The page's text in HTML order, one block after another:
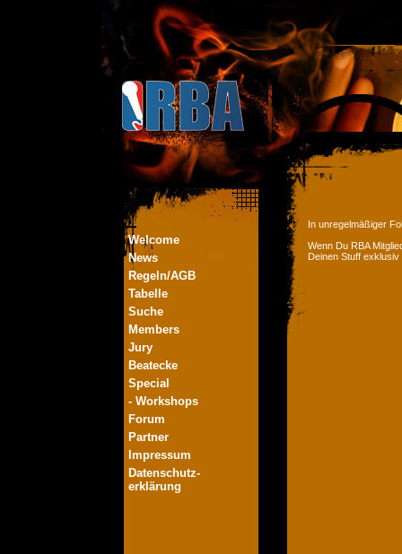
Welcome
News
Regeln/AGB
Tabelle
Suche
Members
Jury
Beatecke
Special
- Workshops
Forum
Partner
Impressum
Datenschutz-
erklärung
In unregelmäßiger
Wenn Du RBA
Deinen Stuff